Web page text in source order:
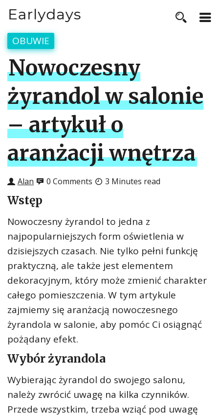
OBUWIE
Nowoczesny
żyrandol w salonie
– artykuł o
aranżacji wnętrza
Alan 0 Comments 3 Minutes read
Wstęp
Nowoczesny żyrandol to jedna z
najpopularniejszych form oświetlenia w
dzisiejszych czasach. Nie tylko pełni funkcję
praktyczną, ale także jest elementem
dekoracyjnym, który może zmienić charakter
całego pomieszczenia. W tym artykule
zajmiemy się aranżacją nowoczesnego
żyrandola w salonie, aby pomóc Ci osiągnąć
pożądany efekt.
Wybór żyrandola
Wybierając żyrandol do swojego salonu,
należy zwrócić uwagę na kilka czynników.
Przede wszystkim, trzeba wziąć pod uwagę